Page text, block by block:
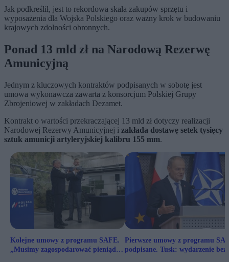
Jak podkreślił, jest to rekordowa skala zakupów sprzętu i
wyposażenia dla Wojska Polskiego oraz ważny krok w budowaniu
krajowych zdolności obronnych.
Ponad 13 mld zł na Narodową Rezerwę
Amunicyjną
Jednym z kluczowych kontraktów podpisanych w sobotę jest
umowa wykonawcza zawarta z konsorcjum Polskiej Grupy
Zbrojeniowej w zakładach Dezamet.
Kontrakt o wartości przekraczającej 13 mld zł dotyczy realizacji
Narodowej Rezerwy Amunicyjnej i zakłada dostawę setek tysięcy
sztuk amunicji artyleryjskiej kalibru 155 mm.
Kolejne umowy z programu SAFE.
„Musimy zagospodarować pieniądze
Pierwsze umowy z programu
podpisane. Tusk: wydarzenie bez